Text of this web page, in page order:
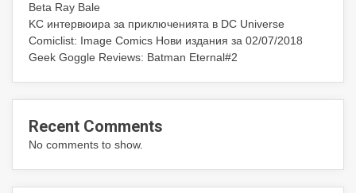
Beta Ray Bale
KC интервюира за приключенията в DC Universe
Comiclist: Image Comics Нови издания за 02/07/2018
Geek Goggle Reviews: Batman Eternal#2
Recent Comments
No comments to show.